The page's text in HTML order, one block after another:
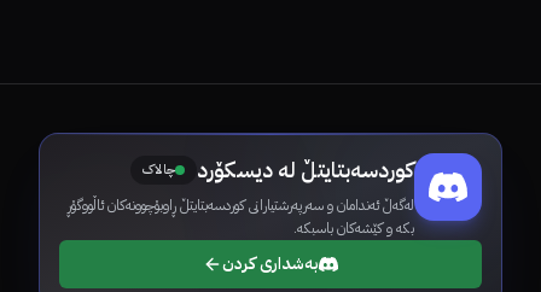
کوردسەبتایتڵ لە دیسکۆرد چالاک
لەگەڵ ئەندامان و سەرپەرشتیارانی کوردسەبتایتڵ ڕاوبۆچوونەکان ئاڵووگۆڕ
بکە و کێشەکان باسبکە.
بەشداری کردن